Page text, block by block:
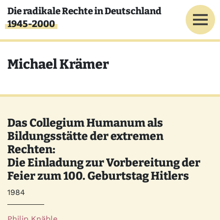
Direkt zum Inhalt
Die radikale Rechte in Deutschland
1945-2000
Michael Krämer
Das Collegium Humanum als
Bildungsstätte der extremen
Rechten:
Die Einladung zur Vorbereitung der
Feier zum 100. Geburtstag Hitlers
Jahr
1984
Autor*innen